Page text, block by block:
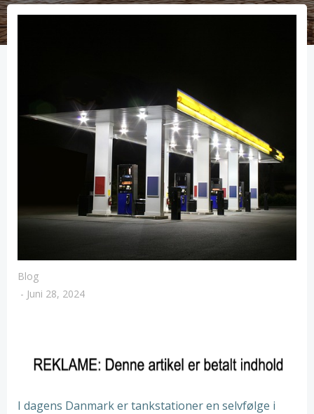
Blog
- Juni 28, 2024
I dagens Danmark er tankstationer en selvfølge i